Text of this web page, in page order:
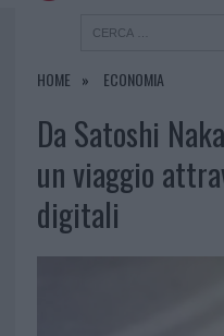
HOME ECONOMIA
Da Satoshi
un viaggio
digitali